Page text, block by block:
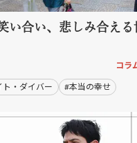
い合い、悲しみ合える
コラ
ト・ダイバー #本当の幸せ